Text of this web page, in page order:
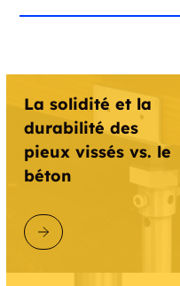
La solidité et la
durabilité des
pieux vissés vs. le
béton
DÉCOUVRIR GOLIATHTECH